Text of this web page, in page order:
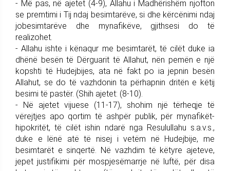
- Më pas, në ajetet (4-9), Allahu i Madhërishëm njofton
se premtimi i Tij ndaj besimtarëve, si dhe kërcënimi ndaj
jobesimtarëve dhe mynafikëve, gjithsesi do të
realizohet.
- Allahu ishte i kënaqur me besimtarët, të cilët duke ia
dhënë besën të Dërguarit të Allahut, nën pemën e një
kopshti të Hudejbijes, ata në fakt po ia jepnin besën
Allahut, se do të vazhdonin ta përhapnin dritën e këtij
besimi të pastër. (Shih ajetet: (8-10).
- Në ajetet vijuese (11-17), shohim një tërheqje të
vërejtjes apo qortim të ashpër publik, për mynafikët-
hipokritët, të cilët ishin ndarë nga Resulullahu s.a.v.s.,
duke e lënë atë të nisej i vetëm në Hudejbije, me
besimtarët e sinqertë. Në vazhdim të këtyre ajeteve,
jepet justifikimi për mospjesëmarrje në luftë, për disa